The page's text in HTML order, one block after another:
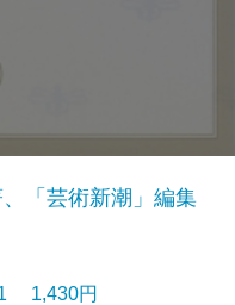
「芸術新潮」編集
1 1,430円